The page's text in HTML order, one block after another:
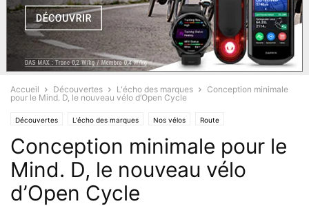
Accueil Découvertes L'écho des marques
Conception minimale
pour le Mind. D, le nouveau vélo d’Open Cycle
Découvertes L'écho des marques Nos vélos Route
Conception minimale pour le
Mind. D, le nouveau vélo
d’Open Cycle